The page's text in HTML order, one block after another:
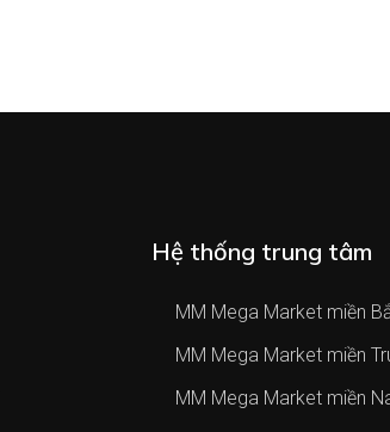
Hệ thống trung tâm
MM Mega Market miền
MM Mega Market miền
MM Mega Market miền